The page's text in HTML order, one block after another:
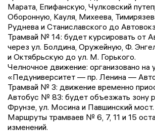
Марата, Епифанскую, Чулковский
Оборонную, Кауля, Михеева,
Руднева и Станиславского до
Трамвай № 14: будет курсировать от
через ул. Болдина, Оружейную, Ф.
и Октябрьскую до ул. М. Горького.
Челночное движение: организовано на
«Педуниверситет — пр. Ленина —
Трамвай № 3: движение временно
Автобус № 83: будет объезжать зону
Фрунзе, ул. Мосина и Павшинский мост.
Маршруты трамваев № 6, 7, 11 и 15
изменений.